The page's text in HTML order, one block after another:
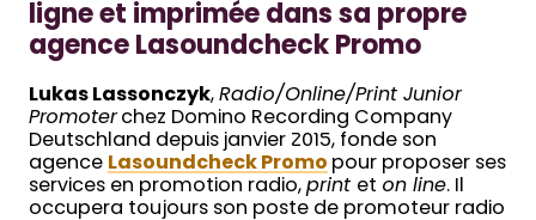
ligne et imprimée dans sa propre
agence Lasoundcheck Promo
Lukas Lassonczyk, Radio/Online/Print Junior
Promoter chez Domino Recording Company
Deutschland depuis janvier 2015, fonde son
agence Lasoundcheck Promo pour proposer ses
services en promotion radio, print et on line. Il
occupera toujours son poste de promoteur radio